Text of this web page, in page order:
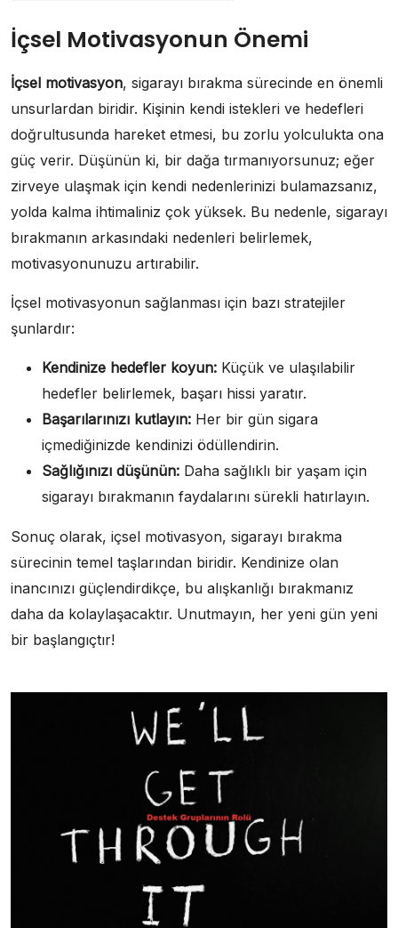
İçsel Motivasyonun Önemi
İçsel motivasyon, sigarayı bırakma sürecinde en önemli
unsurlardan biridir. Kişinin kendi istekleri ve hedefleri
doğrultusunda hareket etmesi, bu zorlu yolculukta ona
güç verir. Düşünün ki, bir dağa tırmanıyorsunuz; eğer
zirveye ulaşmak için kendi nedenlerinizi bulamazsanız,
yolda kalma ihtimaliniz çok yüksek. Bu nedenle, sigarayı
bırakmanın arkasındaki nedenleri belirlemek,
motivasyonunuzu artırabilir.
İçsel motivasyonun sağlanması için bazı stratejiler
şunlardır:
Kendinize hedefler koyun: Küçük ve ulaşılabilir
hedefler belirlemek, başarı hissi yaratır.
Başarılarınızı kutlayın: Her bir gün sigara
içmediğinizde kendinizi ödüllendirin.
Sağlığınızı düşünün: Daha sağlıklı bir yaşam için
sigarayı bırakmanın faydalarını sürekli hatırlayın.
Sonuç olarak, içsel motivasyon, sigarayı bırakma
sürecinin temel taşlarından biridir. Kendinize olan
inancınızı güçlendirdikçe, bu alışkanlığı bırakmanız
daha da kolaylaşacaktır. Unutmayın, her yeni gün yeni
bir başlangıçtır!